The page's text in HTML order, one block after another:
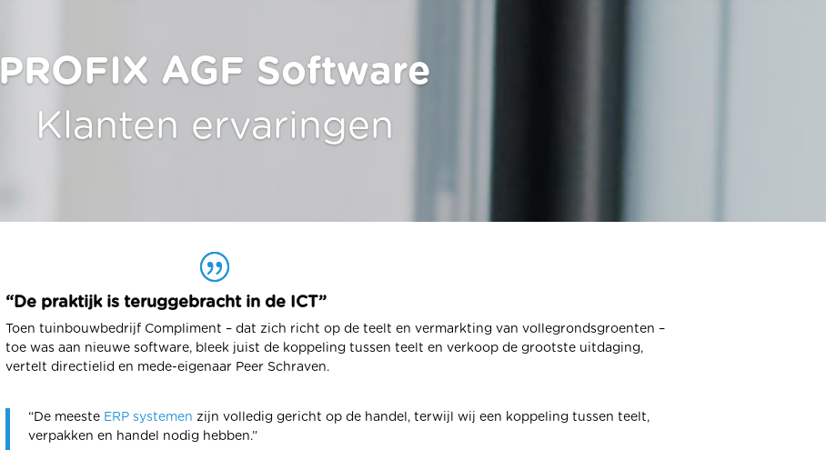
PROFIX AGF Software
Klanten ervaringen
“De praktijk is teruggebracht in de ICT”
Toen tuinbouwbedrijf Compliment – dat zich richt op de teelt en vermarkting van vollegrondsgroenten –
toe was aan nieuwe software, bleek juist de koppeling tussen teelt en verkoop de grootste uitdaging,
vertelt directielid en mede-eigenaar Peer Schraven.
“De meeste ERP systemen zijn volledig gericht op de handel, terwijl wij een koppeling tussen teelt,
verpakken en handel nodig hebben.”